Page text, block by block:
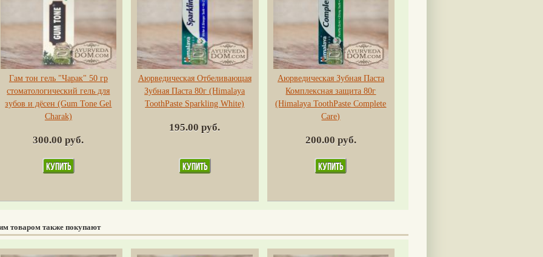
Гам тон гель "Чарак" 50 гр
стоматологический гель для
зубов и дёсен (Gum Tone Gel
Charak)
300.00 руб.
Аюрведическая Отбеливающая
Зубная Паста 80г (Himalaya
ToothPaste Sparkling White)
195.00 руб.
Аюрведическая Зубная Паста
Комплексная защита 80г
(Himalaya ToothPaste Complete
Care)
200.00 руб.
товаром также покупают